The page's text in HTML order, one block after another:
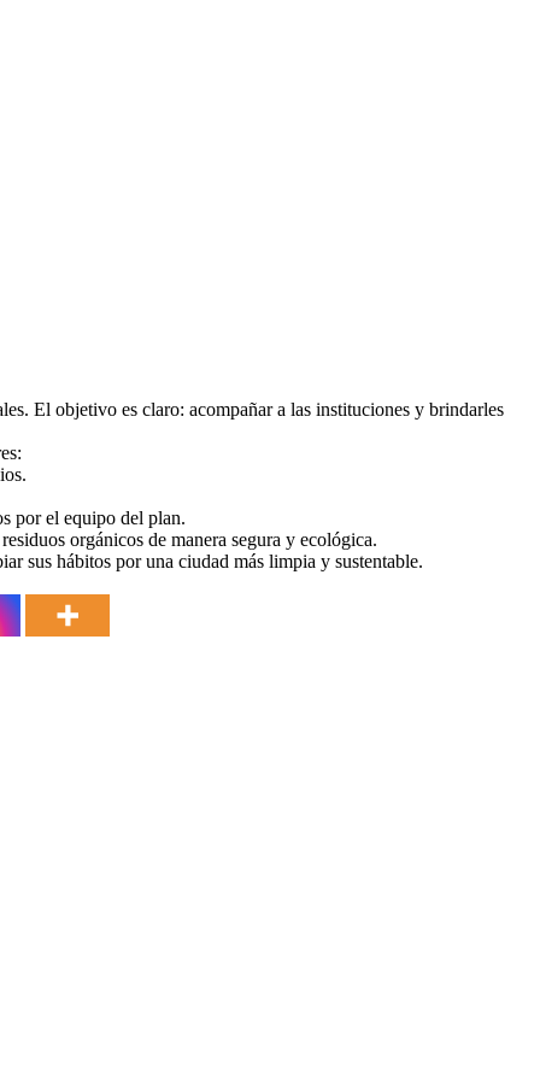
El objetivo es claro: acompañar a las instituciones y brindarles
por el equipo del plan.
orgánicos de manera segura y ecológica.
sus hábitos por una ciudad más limpia y sustentable.